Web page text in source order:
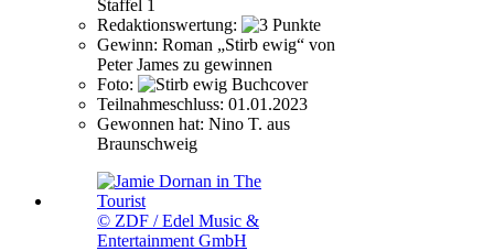
Staffel 1
Redaktionswertung:
Gewinn: Roman „Stirb ewig“ von
Peter James zu gewinnen
Foto:
Teilnahmeschluss: 01.01.2023
Gewonnen hat: Nino T. aus
Braunschweig
© ZDF / Edel Music &
Entertainment GmbH